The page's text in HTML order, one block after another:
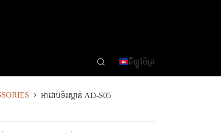
គីឡូម៉ែត្រ
អាដាប់ទ័រស្ពាន់ AD-S05